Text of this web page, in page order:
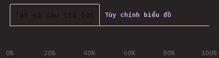
Tất cả câu trả lời Tùy chỉnh biểu đồ
0% 20% 40% 60% 80% 100%